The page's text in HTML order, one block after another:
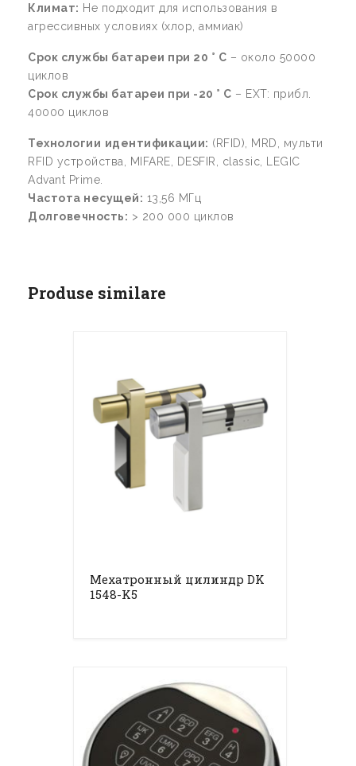
Климат: Не подходит для использования в
агрессивных условиях (хлор, аммиак)
Срок службы батареи при 20 ° C – около 50000
циклов
Срок службы батареи при -20 ° C – EXT: прибл.
40000 циклов
Технологии идентификации: (RFID), MRD, мульти
RFID устройства, MIFARE, DESFIR, classic, LEGIC
Advant Prime.
Частота несущей: 13,56 МГц
Долговечность: > 200 000 циклов
Produse similare
Мехатронный цилиндр DK
1548-K5